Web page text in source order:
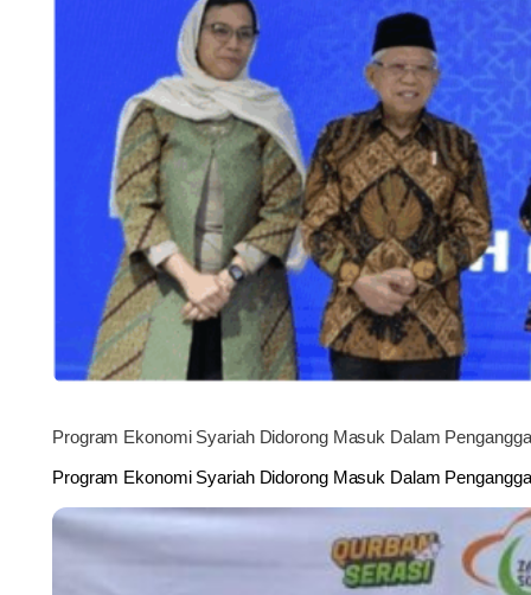
Program Ekonomi Syariah Didorong Masuk Dalam
Program Ekonomi Syariah Didorong Masuk Dalam